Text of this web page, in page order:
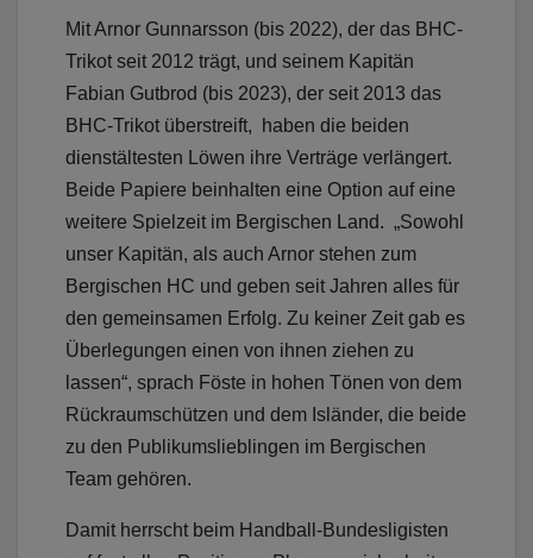
Mit Arnor Gunnarsson (bis 2022), der das BHC-
Trikot seit 2012 trägt, und seinem Kapitän
Fabian Gutbrod (bis 2023), der seit 2013 das
BHC-Trikot überstreift, haben die beiden
dienstältesten Löwen ihre Verträge verlängert.
Beide Papiere beinhalten eine Option auf eine
weitere Spielzeit im Bergischen Land. „Sowohl
unser Kapitän, als auch Arnor stehen zum
Bergischen HC und geben seit Jahren alles für
den gemeinsamen Erfolg. Zu keiner Zeit gab es
Überlegungen einen von ihnen ziehen zu
lassen“, sprach Föste in hohen Tönen von dem
Rückraumschützen und dem Isländer, die beide
zu den Publikumslieblingen im Bergischen
Team gehören.
Damit herrscht beim Handball-Bundesligisten